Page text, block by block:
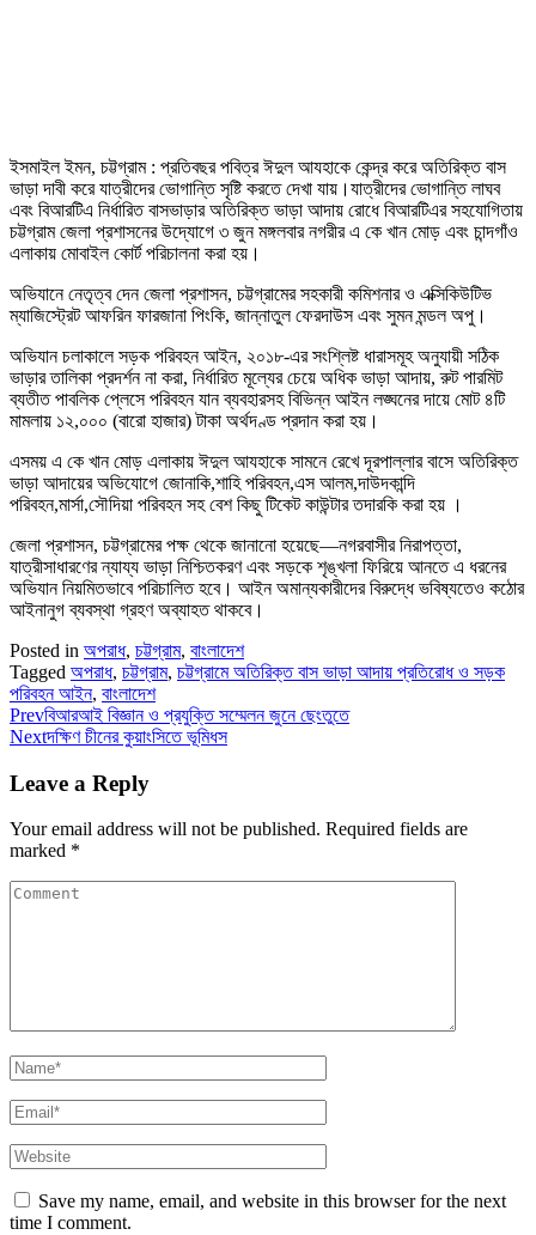
ইসমাইল ইমন, চট্টগ্রাম : প্রতিবছর পবিত্র ঈদুল আযহাকে কেন্দ্র করে অতিরিক্ত বাস
ভাড়া দাবী করে যাত্রীদের ভোগান্তি সৃষ্টি করতে দেখা যায়।যাত্রীদের ভোগান্তি লাঘব
এবং বিআরটিএ নির্ধারিত বাসভাড়ার অতিরিক্ত ভাড়া আদায় রোধে বিআরটিএর সহযোগিতায়
চট্টগ্রাম জেলা প্রশাসনের উদ্যোগে ৩ জুন মঙ্গলবার নগরীর এ কে খান মোড় এবং চান্দগাঁও
এলাকায় মোবাইল কোর্ট পরিচালনা করা হয়।
অভিযানে নেতৃত্ব দেন জেলা প্রশাসন, চট্টগ্রামের সহকারী কমিশনার ও এক্সিকিউটিভ
ম্যাজিস্ট্রেট আফরিন ফারজানা পিংকি, জান্নাতুল ফেরদাউস এবং সুমন মন্ডল অপু।
অভিযান চলাকালে সড়ক পরিবহন আইন, ২০১৮-এর সংশ্লিষ্ট ধারাসমূহ অনুযায়ী সঠিক
ভাড়ার তালিকা প্রদর্শন না করা, নির্ধারিত মূল্যের চেয়ে অধিক ভাড়া আদায়, রুট পারমিট
ব্যতীত পাবলিক প্লেসে পরিবহন যান ব্যবহারসহ বিভিন্ন আইন লঙ্ঘনের দায়ে মোট ৪টি
মামলায় ১২,০০০ (বারো হাজার) টাকা অর্থদণ্ড প্রদান করা হয়।
এসময় এ কে খান মোড় এলাকায় ঈদুল আযহাকে সামনে রেখে দূরপাল্লার বাসে অতিরিক্ত
ভাড়া আদায়ের অভিযোগে জোনাকি,শাহি পরিবহন,এস আলম,দাউদকান্দি
পরিবহন,মার্সা,সৌদিয়া পরিবহন সহ বেশ কিছু টিকেট কাউন্টার তদারকি করা হয় ।
জেলা প্রশাসন, চট্টগ্রামের পক্ষ থেকে জানানো হয়েছে—নগরবাসীর নিরাপত্তা,
যাত্রীসাধারণের ন্যায্য ভাড়া নিশ্চিতকরণ এবং সড়কে শৃঙ্খলা ফিরিয়ে আনতে এ ধরনের
অভিযান নিয়মিতভাবে পরিচালিত হবে। আইন অমান্যকারীদের বিরুদ্ধে ভবিষ্যতেও কঠোর
আইনানুগ ব্যবস্থা গ্রহণ অব্যাহত থাকবে।
Posted in অপরাধ, চট্টগ্রাম, বাংলাদেশ
Tagged অপরাধ, চট্টগ্রাম, চট্টগ্রামে অতিরিক্ত বাস ভাড়া আদায় প্রতিরোধ ও সড়ক
পরিবহন আইন, বাংলাদেশ
Prevবিআরআই বিজ্ঞান ও প্রযুক্তি সম্মেলন জুনে ছেংতুতে
Nextদক্ষিণ চীনের কুয়াংসিতে ভূমিধস
Leave a Reply
Your email address will not be published. Required fields are
marked *
Save my name, email, and website in this browser for the next
time I comment.